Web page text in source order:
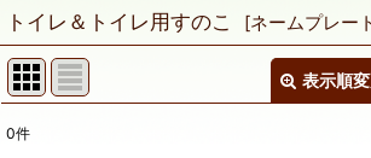
トイレ＆トイレ用すのこ [ネームプレー
表示順
0件